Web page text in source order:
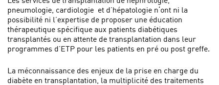
pneumologie, cardiologie et d’hépatologie n‘ont ni la
possibilité ni l’expertise de proposer une éducation
thérapeutique spécifique aux patients diabétiques
transplantés ou en attente de transplantation dans leur
programmes d’ETP pour les patients en pré ou post greffe.
La méconnaissance des enjeux de la prise en charge du
diabète en transplantation, la multiplicité des traitements